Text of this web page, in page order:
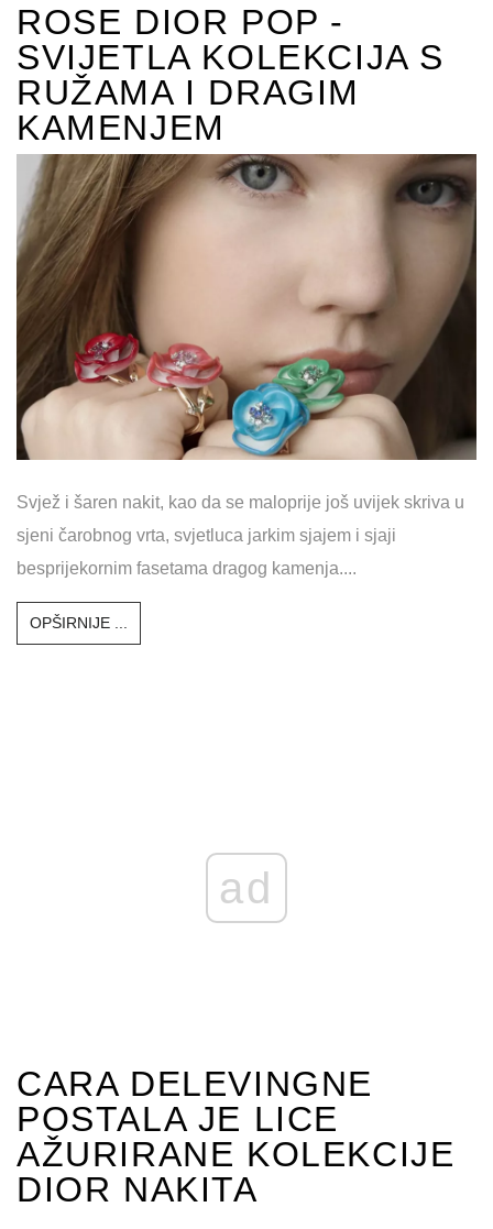
ROSE DIOR POP -
SVIJETLA KOLEKCIJA S
RUŽAMA I DRAGIM
KAMENJEM
Svjež i šaren nakit, kao da se maloprije još uvijek skriva u
sjeni čarobnog vrta, svjetluca jarkim sjajem i sjaji
besprijekornim fasetama dragog kamenja....
OPŠIRNIJE ...
ad
CARA DELEVINGNE
POSTALA JE LICE
AŽURIRANE KOLEKCIJE
DIOR NAKITA